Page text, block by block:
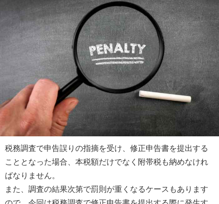
税務調査で申告誤りの指摘を受け、修正申告書を提出する
こととなった場合、本税額だけでなく附帯税も納めなけれ
ばなりません。
また、調査の結果次第で罰則が重くなるケースもあります
ので、今回は税務調査で修正申告書を提出する際に発生す